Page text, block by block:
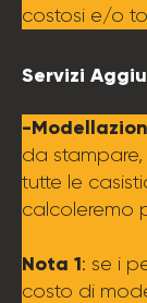
costosi e/o
Servizi
-
da
tutte le
calcoleremo
Nota 1: se i
costo di